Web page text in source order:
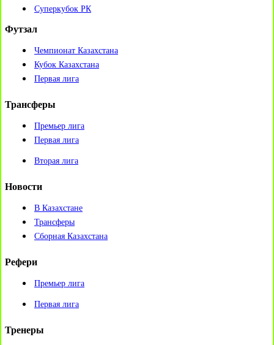
Суперкубок РК
Футзал
Чемпионат Казахстана
Кубок Казахстана
Первая лига
Трансферы
Премьер лига
Первая лига
Вторая лига
Новости
В Казахстане
Трансферы
Сборная Казахстана
Рефери
Премьер лига
Первая лига
Тренеры